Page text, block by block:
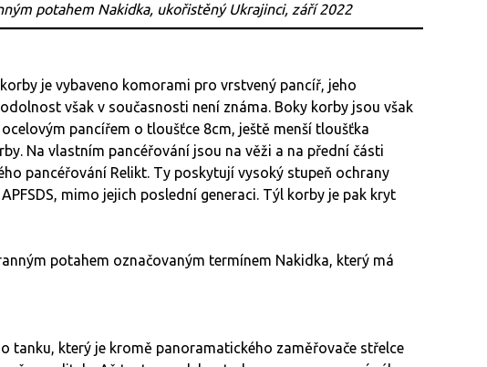
potahem Nakidka, ukořistěný Ukrajinci, září 2022
je vybaveno komorami pro vrstvený pancíř, jeho
však v současnosti není známa. Boky korby jsou však
pancířem o tloušťce 8cm, ještě menší tloušťka
Na vlastním pancéřování jsou na věži a na přední části
pancéřování Relikt. Ty poskytují vysoký stupeň ochrany
mimo jejich poslední generaci. Týl korby je pak kryt
potahem označovaným termínem Nakidka, který má
tanku, který je kromě panoramatického zaměřovače střelce